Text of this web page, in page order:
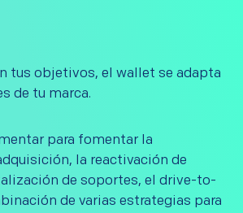
tus objetivos, el wallet se adapta
de tu marca.
para fomentar la
la reactivación de
de soportes, el drive-to-
de varias estrategias para